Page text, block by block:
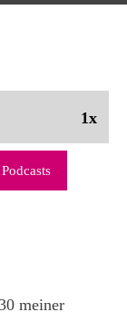
1x
Podcast-
meiner